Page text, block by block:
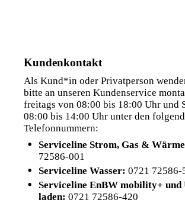
Kundenkontakt
Als Kund*in oder Privatperson
bitte an unseren Kundenservice
freitags von 08:00 bis 18:00 Uhr und
08:00 bis 14:00 Uhr unter den
Telefonnummern:
Serviceline Strom, Gas &
72586-001
Serviceline Wasser: 0721 72586-
Serviceline EnBW mobility+ und
laden: 0721 72586-420